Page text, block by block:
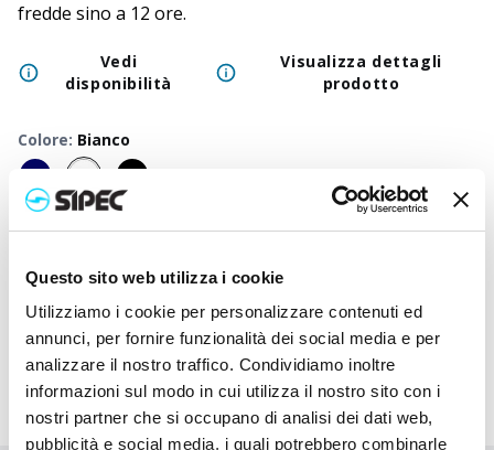
Questo sito web utilizza i cookie
Utilizziamo i cookie per personalizzare contenuti ed
annunci, per fornire funzionalità dei social media e per
analizzare il nostro traffico. Condividiamo inoltre
informazioni sul modo in cui utilizza il nostro sito con i
nostri partner che si occupano di analisi dei dati web,
pubblicità e social media, i quali potrebbero combinarle
fredde sino a 12 ore.
Vedi
disponibilità
Visualizza dettagli
prodotto
Colore: Bianco
50+ 100+ 250+ 500+ 1000+ 2500
neutro
stampato
13,355€ 13,002€ 12,703€ 12,447€ 12,402